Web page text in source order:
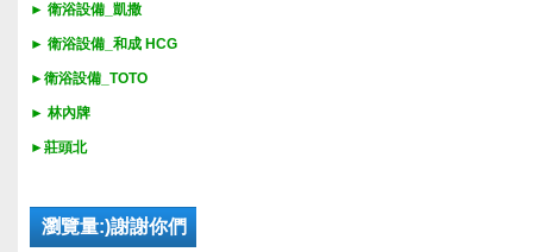
► 衛浴設備_ 凱撒
► 衛浴設備_ 和成 HCG
►衛浴設備_ TOTO
► 林內牌
►莊頭北
瀏覽量:)謝謝你們